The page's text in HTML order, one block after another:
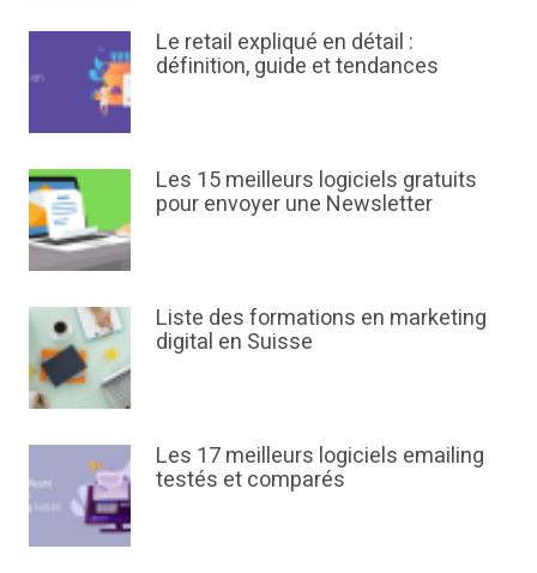
Le retail expliqué en détail :
définition, guide et tendances
Les 15 meilleurs logiciels gratuits
pour envoyer une Newsletter
Liste des formations en marketing
digital en Suisse
Les 17 meilleurs logiciels emailing
testés et comparés